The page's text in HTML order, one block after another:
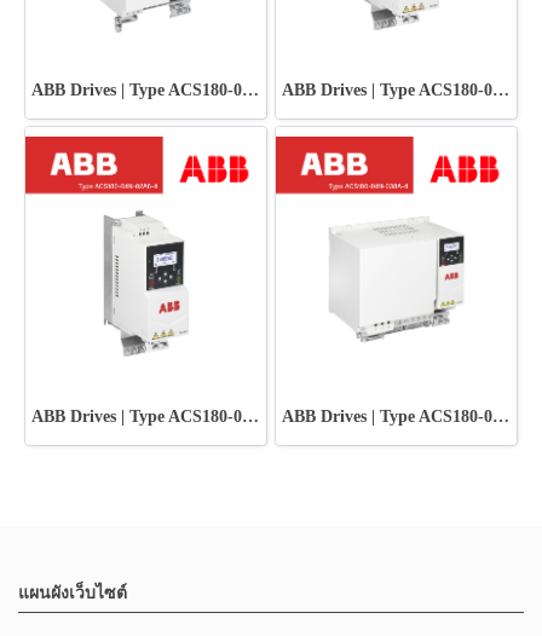
ABB Drives | Type ACS180-04N-033A-4 ABB Drives | Type ACS180-04N-01A8-4
ABB Drives | Type ACS180-04N-02A6-4 ABB Drives | Type ACS180-04N-038A-4
แผนผังเว็บไซต์